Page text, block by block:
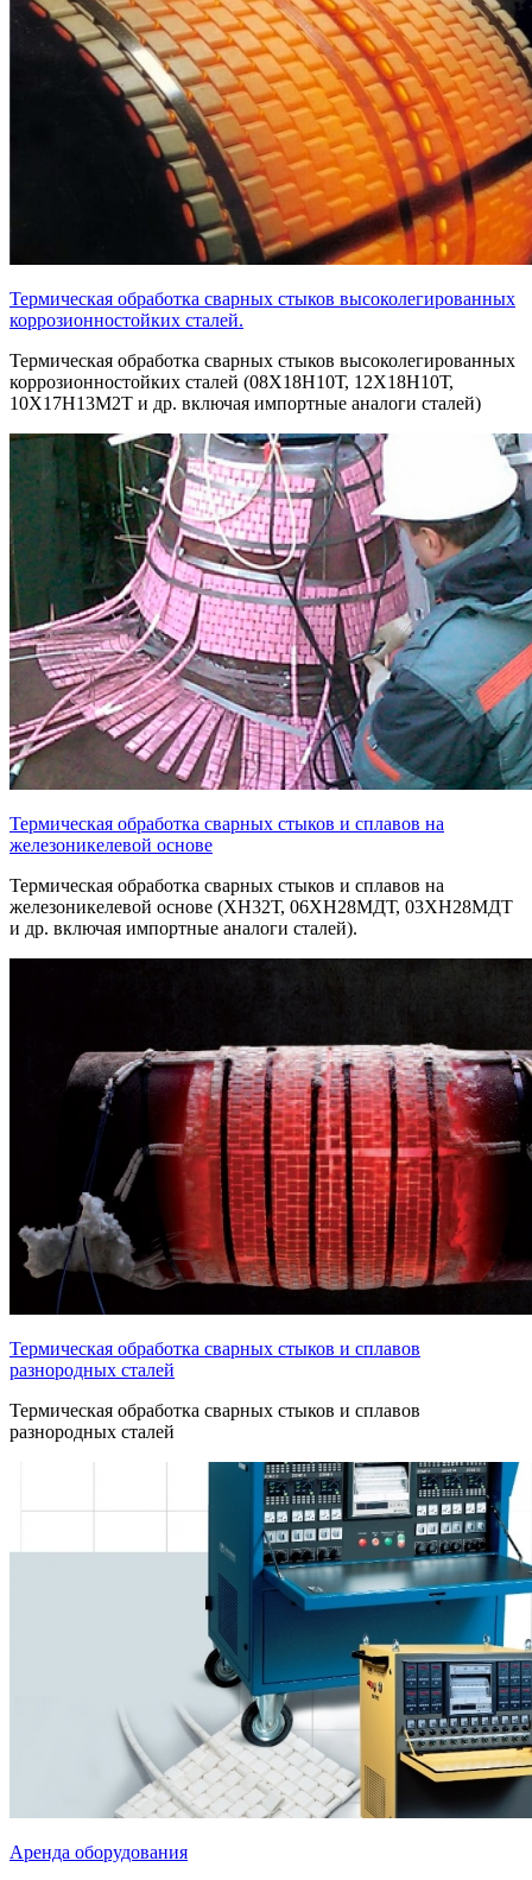
Термическая обработка сварных стыков высоколегированных
коррозионностойких сталей.
Термическая обработка сварных стыков высоколегированных
коррозионностойких сталей (08Х18Н10Т, 12Х18Н10Т,
10Х17Н13М2Т и др. включая импортные аналоги сталей)
Термическая обработка сварных стыков и сплавов на
железоникелевой основе
Термическая обработка сварных стыков и сплавов на
железоникелевой основе (ХН32Т, 06ХН28МДТ, 03ХН28МДТ
и др. включая импортные аналоги сталей).
Термическая обработка сварных стыков и сплавов
разнородных сталей
Термическая обработка сварных стыков и сплавов
разнородных сталей
Аренда оборудования